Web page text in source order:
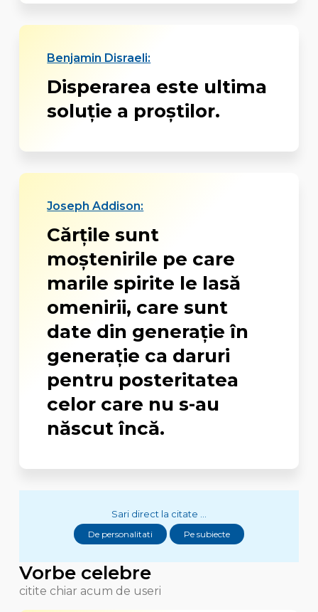
Benjamin Disraeli:
Disperarea este ultima
soluție a proștilor.
Joseph Addison:
Cărţile sunt
moştenirile pe care
marile spirite le lasă
omenirii, care sunt
date din generaţie în
generaţie ca daruri
pentru posteritatea
celor care nu s-au
născut încă.
Sari direct la citate ...
De personalitati Pe subiecte
Vorbe celebre
citite chiar acum de useri